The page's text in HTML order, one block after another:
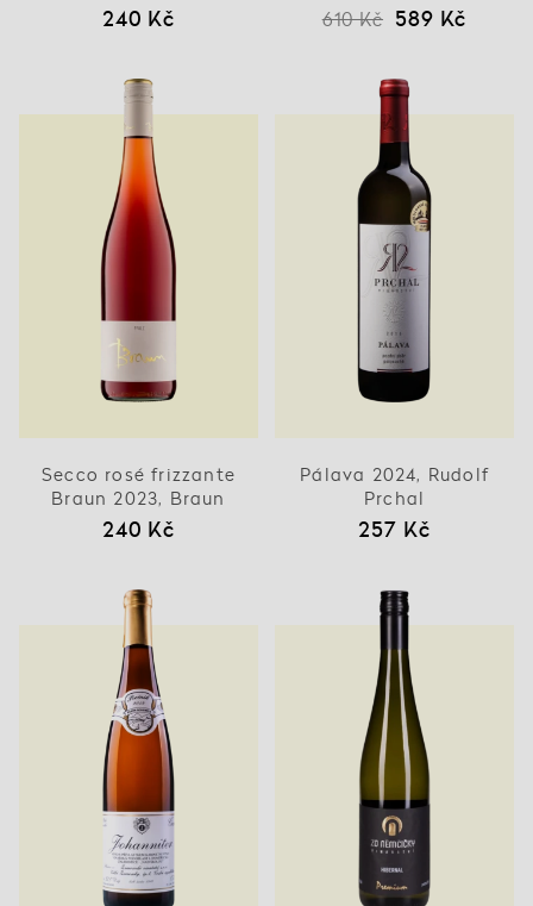
240 Kč 610 Kč 589 Kč
Secco rosé frizzante
Braun 2023, Braun
240 Kč
Pálava 2024, Rudolf
Prchal
257 Kč